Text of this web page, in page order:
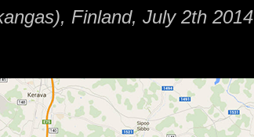
Finland, July 2th 2014